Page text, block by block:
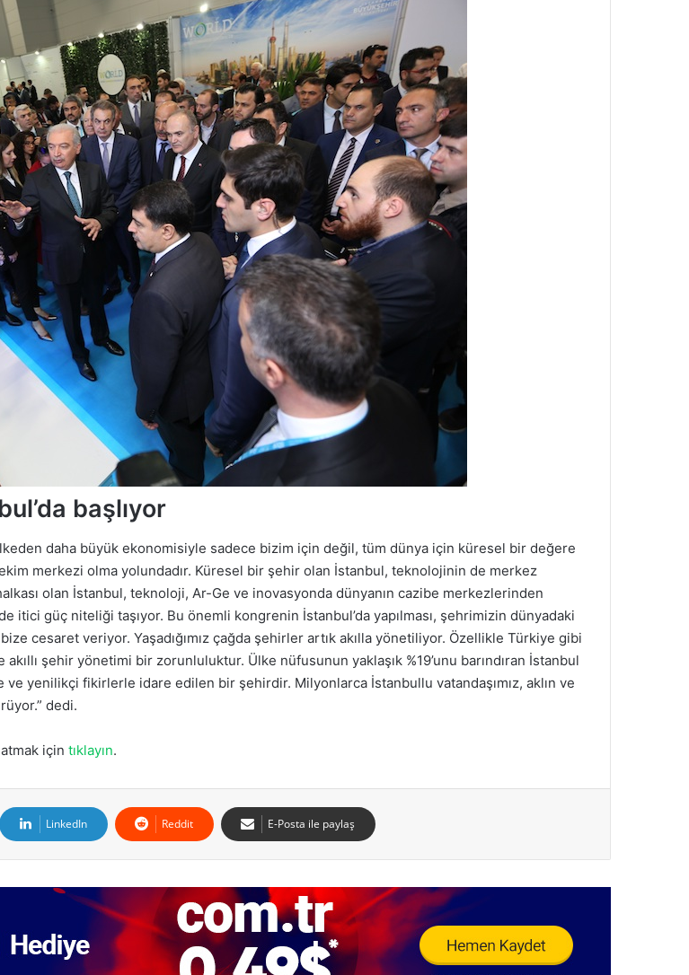
başlıyor
daha büyük ekonomisiyle sadece bizim için değil, tüm dünya için küresel bir değere
merkezi olma yolundadır. Küresel bir şehir olan İstanbul, teknolojinin de merkez
olan İstanbul, teknoloji, Ar-Ge ve inovasyonda dünyanın cazibe merkezlerinden
itici güç niteliği taşıyor. Bu önemli kongrenin İstanbul’da yapılması, şehrimizin dünyadaki
cesaret veriyor. Yaşadığımız çağda şehirler artık akılla yönetiliyor. Özellikle Türkiye gibi
şehir yönetimi bir zorunluluktur. Ülke nüfusunun yaklaşık %19’unu barındıran İstanbul
ve yenilikçi fikirlerle idare edilen bir şehirdir. Milyonlarca İstanbullu vatandaşımız, aklın ve
dedi.
için tıklayın.
LinkedIn Reddit E-Posta ile paylaş